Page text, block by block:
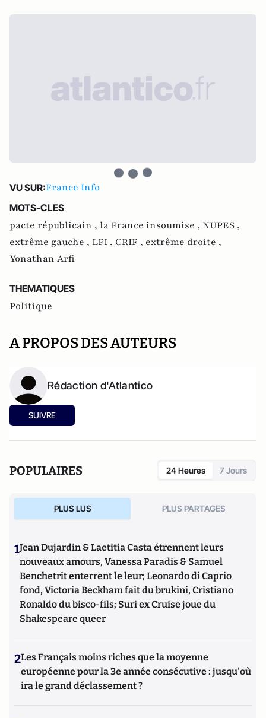
VU SUR:France Info
MOTS-CLES
pacte républicain , la France insoumise , NUPES ,
extrême gauche , LFI , CRIF , extrême droite ,
Yonathan Arfi
THEMATIQUES
Politique
A PROPOS DES AUTEURS
Rédaction d'Atlantico
SUIVRE
POPULAIRES 24 Heures 7 Jours
PLUS LUS PLUS PARTAGES
1Jean Dujardin & Laetitia Casta étrennent leurs
nouveaux amours, Vanessa Paradis & Samuel
Benchetrit enterrent le leur; Leonardo di Caprio
fond, Victoria Beckham fait du brukini, Cristiano
Ronaldo du bisco-fils; Suri ex Cruise joue du
Shakespeare queer
2Les Français moins riches que la moyenne
européenne pour la 3e année consécutive : jusqu'où
ira le grand déclassement ?